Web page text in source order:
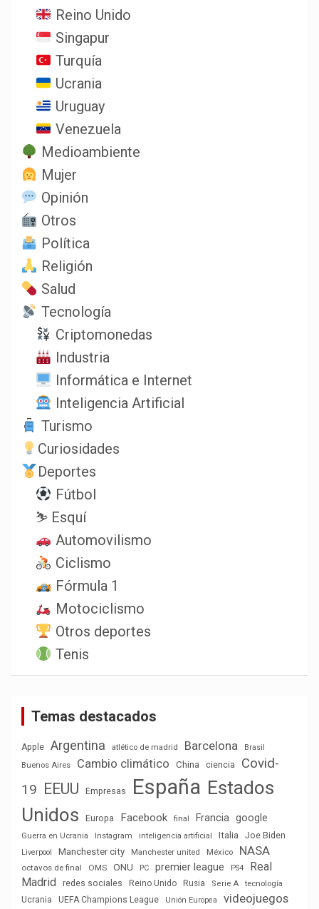
Reino Unido
Singapur
Turquía
Ucrania
Uruguay
Venezuela
Medioambiente
Mujer
Opinión
Otros
Política
Religión
Salud
Tecnología
Criptomonedas
Industria
Informática e Internet
Inteligencia Artificial
Turismo
Curiosidades
Deportes
Fútbol
⛷️ Esquí
Automovilismo
Ciclismo
Fórmula 1
Motociclismo
Otros deportes
Tenis
Temas destacados
Apple Argentina atlético de madrid Barcelona
Brasil
Buenos Aires
Cambio climático China ciencia
Covid-
19 EEUU Empresas España Estados
Unidos
Europa Facebook final Francia google
Guerra en Ucrania Instagram inteligencia artificial Italia Joe Biden
Liverpool Manchester city Manchester united México NASA
octavos de final OMS ONU PC premier league PS4
Real
Madrid
redes sociales Reino Unido Rusia Serie A
tecnología
Ucrania
UEFA Champions League Unión Europea videojuegos